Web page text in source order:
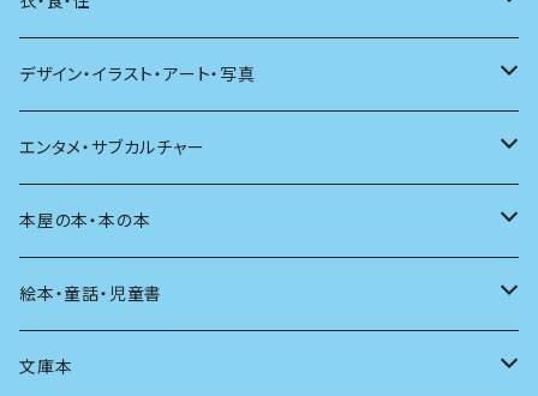
文学理論
評論
文章術
ノンフィクション
その他
評論
言葉
言語
短歌
その他
着る
食べる
料理
発酵・麹
住う
その他
デザイン・イラスト・アート・写真
デザイン
イラスト
アート
写真
エンタメ・サブカルチャー
映画
音楽
マンガ
本屋の本・本の本
本屋さんの本
本の本
絵本・童話・児童書
小さいお子さん向け
文庫本